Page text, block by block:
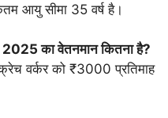
आयु सीमा 35 वर्ष है।
का वेतनमान कितना है?
वर्कर को ₹3000 प्रतिमाह